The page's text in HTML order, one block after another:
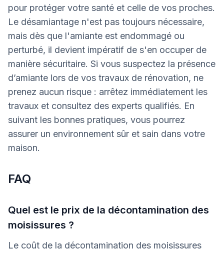
pour protéger votre santé et celle de vos proches.
Le désamiantage n'est pas toujours nécessaire,
mais dès que l'amiante est endommagé ou
perturbé, il devient impératif de s'en occuper de
manière sécuritaire. Si vous suspectez la présence
d’amiante lors de vos travaux de rénovation, ne
prenez aucun risque : arrêtez immédiatement les
travaux et consultez des experts qualifiés. En
suivant les bonnes pratiques, vous pourrez
assurer un environnement sûr et sain dans votre
maison.
FAQ
Quel est le prix de la décontamination des
moisissures ?
Le coût de la décontamination des moisissures